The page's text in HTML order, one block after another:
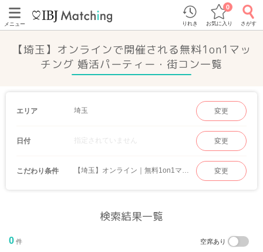
メニュー りれき お気に入り
0
さがす
【埼玉】オンラインで開催される無料1on1マッ
チング 婚活パーティー・街コン一覧
エリア 埼玉 変更
日付 指定されていません 変更
こだわり条件 【埼玉】オンライン｜無料1on1マッチング 変更
検索結果一覧
0 件 空席あり